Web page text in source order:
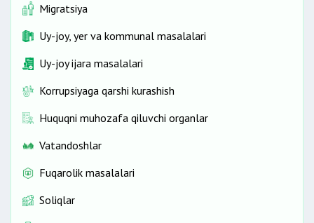
Migratsiya
Uy-joy, yer va kommunal masalalari
Uy-joy ijara masalalari
Korrupsiyaga qarshi kurashish
Huquqni muhozafa qiluvchi organlar
Vatandoshlar
Fuqarolik masalalari
Soliqlar